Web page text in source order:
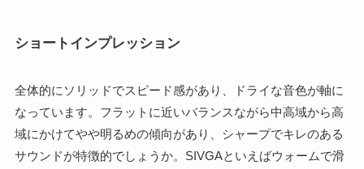
ショートインプレッション
全体的にソリッドでスピード感があり、ドライな音色が軸に
なっています。フラットに近いバランスながら中高域から高
域にかけてやや明るめの傾向があり、シャープでキレのある
サウンドが特徴的でしょうか。SIVGAといえばウォームで滑